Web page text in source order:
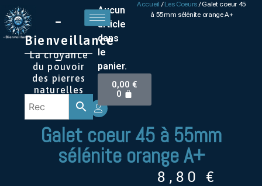
–
Bienveillance
–
La croyance
du pouvoir
des pierres
naturelles
Aucun
article
dans
le
panier.
0,00€
0
Accueil /Les Coeurs/ Galet coeur 45
à 55mm sélénite orange A+
Galet coeur 45 à 55mm
sélénite orange A+
8,80 €